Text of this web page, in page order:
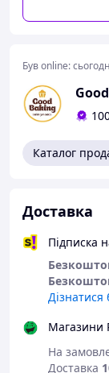
форма для
тіста, що
якої випічки.
виступає
Був online:
Каталог
Доставка
Підписка
Дізнатися
Магазини
На
Доставка